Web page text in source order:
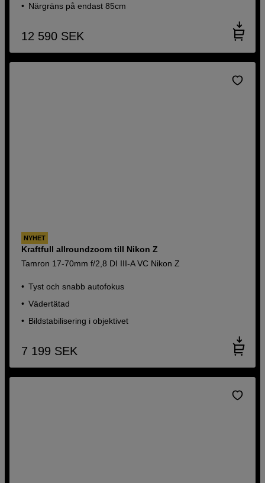
Närgräns på endast 85cm
12 590 SEK
NYHET
Kraftfull allroundzoom till Nikon Z
Tamron 17-70mm f/2,8 DI III-A VC Nikon Z
Tyst och snabb autofokus
Vädertätad
Bildstabilisering i objektivet
7 199 SEK